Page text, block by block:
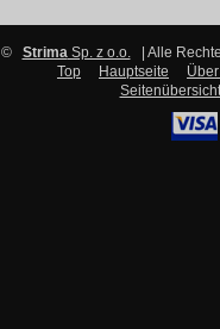
© StrimaSp. z o.o.
| Alle
Top
Hauptseite